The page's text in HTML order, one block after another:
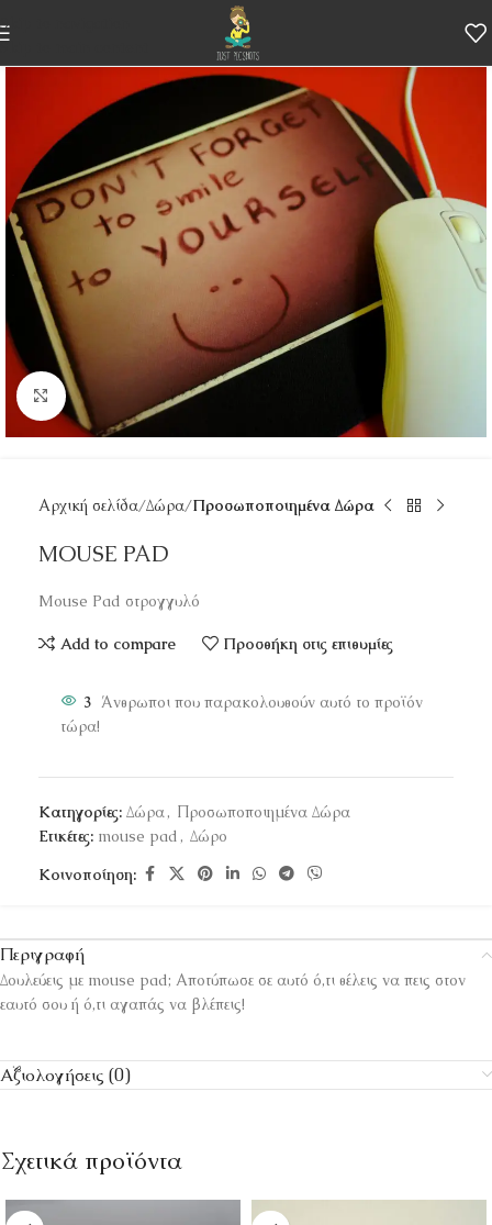
Skip to navigation
Skip to main content
Κάντε κλικ για μεγέθυνση
Αρχική σελίδα Δώρα Προσωποποιημένα Δώρα
MOUSE PAD
Mouse Pad στρογγυλό
Add to compare Προσθήκη στις επιθυμίες
3 Άνθρωποι που παρακολουθούν αυτό το προϊόν
τώρα!
Κατηγορίες: Δώρα, Προσωποποιημένα Δώρα
Ετικέτες: mouse pad , Δώρο
Κοινοποίηση:
Περιγραφή
Δουλεύεις με mouse pad; Αποτύπωσε σε αυτό ό,τι θέλεις να πεις στον
εαυτό σου ή ό,τι αγαπάς να βλέπεις!
Αξιολογήσεις (0)
Σχετικά προϊόντα